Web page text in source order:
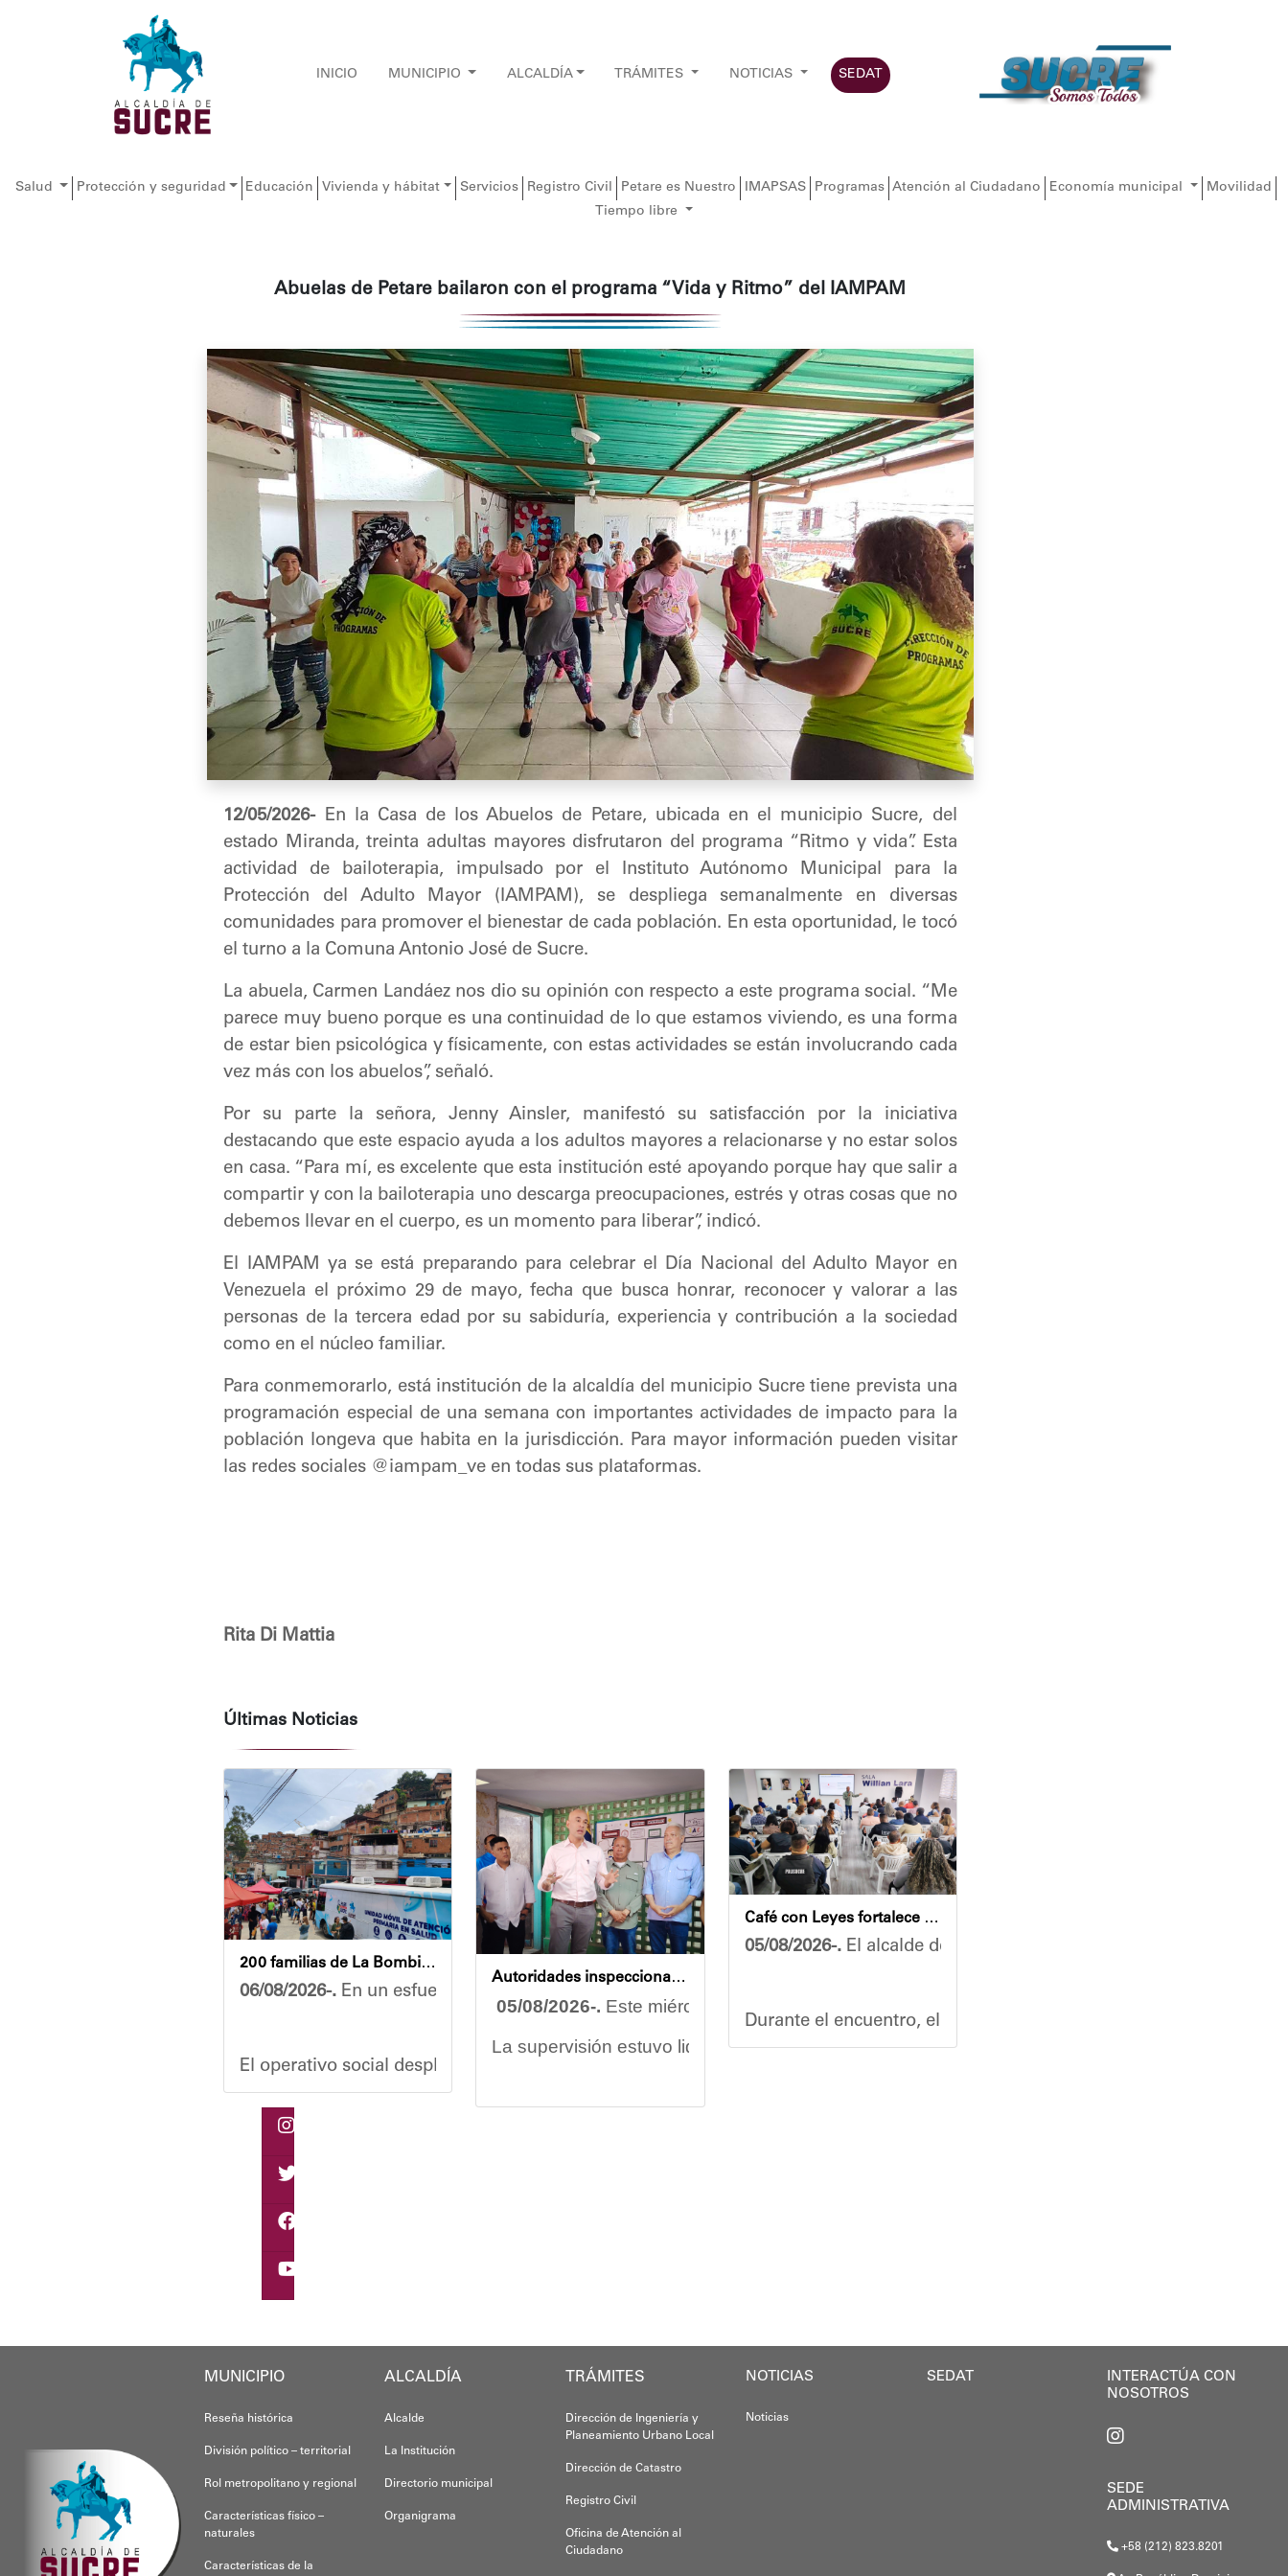
INICIO MUNICIPIO ALCALDÍA TRÁMITES NOTICIAS SEDAT
Salud Protección y seguridad Educación Vivienda y hábitat Servicios Registro Civil Petare es Nuestro IMAPSAS Programas Atención al Ciudadano Economía municipal
Movilidad
Tiempo libre
Abuelas de Petare bailaron con el programa “Vida y Ritmo” del IAMPAM
12/05/2026- En la Casa de los Abuelos de Petare, ubicada en el municipio Sucre, del
estado Miranda, treinta adultas mayores disfrutaron del programa “Ritmo y vida”. Esta
actividad de bailoterapia, impulsado por el Instituto Autónomo Municipal para la
Protección del Adulto Mayor (IAMPAM), se despliega semanalmente en diversas
comunidades para promover el bienestar de cada población. En esta oportunidad, le tocó
el turno a la Comuna Antonio José de Sucre.
La abuela, Carmen Landáez nos dio su opinión con respecto a este programa social. “Me
parece muy bueno porque es una continuidad de lo que estamos viviendo, es una forma
de estar bien psicológica y físicamente, con estas actividades se están involucrando cada
vez más con los abuelos”, señaló.
Por su parte la señora, Jenny Ainsler, manifestó su satisfacción por la iniciativa
destacando que este espacio ayuda a los adultos mayores a relacionarse y no estar solos
en casa. “Para mí, es excelente que esta institución esté apoyando porque hay que salir a
compartir y con la bailoterapia uno descarga preocupaciones, estrés y otras cosas que no
debemos llevar en el cuerpo, es un momento para liberar”, indicó.
El IAMPAM ya se está preparando para celebrar el Día Nacional del Adulto Mayor en
Venezuela el próximo 29 de mayo, fecha que busca honrar, reconocer y valorar a las
personas de la tercera edad por su sabiduría, experiencia y contribución a la sociedad
como en el núcleo familiar.
Para conmemorarlo, está institución de la alcaldía del municipio Sucre tiene prevista una
programación especial de una semana con importantes actividades de impacto para la
población longeva que habita en la jurisdicción. Para mayor información pueden visitar
las redes sociales @iampam_ve en todas sus plataformas.
Rita Di Mattia
Últimas Noticias
200 familias de La Bombilla atendidas en jornada integral
06/08/2026-. En un esfuerzo conjunto por garantizar el bienestar de las comunidades, la Alcaldía del Municipio Sucre y el
El operativo social desplegó un equipo multidisciplinario que ofreció atención médica primaria y servicios de cuidado
Eudicis Viva, habitante de la comunidad y beneficiaria del operativo, destacó la efectividad y relevancia de la actividad: “La
Autoridades inspeccionan obras de rehabilitación en la U.E.N. José Antonio Calcaño en Caucagüita
05/08/2026-. Este miércoles se llevó a cabo un recorrido de inspección en las instalaciones
La supervisión estuvo liderada por el ministro del Poder Popular para la Educación, Héctor
Las obras en ejecución contemplan
Café con Leyes fortalece el análisis jurídico y constitucional en el municipio Sucre
05/08/2026-.El alcalde del municipio Sucre, Diógenes Lara,
Durante el encuentro, el mandatario municipal se reunió con un
MUNICIPIO
Reseña histórica
División político – territorial
Rol metropolitano y regional
Características físico –
naturales
Características de la
ALCALDÍA
Alcalde
La Institución
Directorio municipal
Organigrama
TRÁMITES
Dirección de Ingeniería y
Planeamiento Urbano Local
Dirección de Catastro
Registro Civil
Oficina de Atención al
Ciudadano
NOTICIAS
Noticias
SEDAT
INTERACTÚA CON
NOSOTROS
SEDE
ADMINISTRATIVA
+58 (212) 823.8201